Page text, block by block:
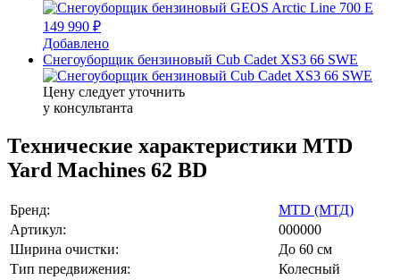
149 990 ₽
Добавлено
Снегоуборщик бензиновый Cub Cadet XS3 66 SWE
Цену следует уточнить
у консультанта
Технические характеристики MTD
Yard Machines 62 BD
Бренд:
MTD (МТД)
Артикул:
000000
Ширина очистки:
До 60 см
Тип передвижения:
Колесный